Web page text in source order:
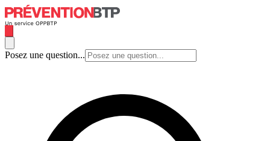
Posez une question...